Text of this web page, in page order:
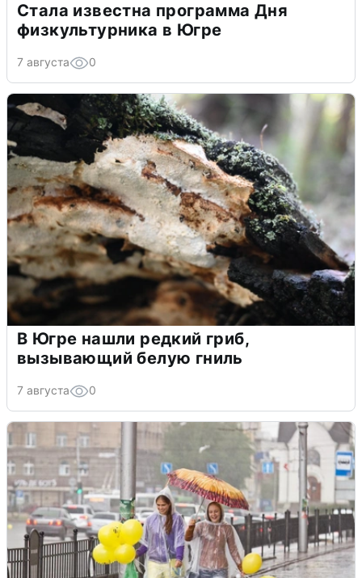
Стала известна программа Дня
физкультурника в Югре
7 августа 0
В Югре нашли редкий гриб,
вызывающий белую гниль
7 августа 0